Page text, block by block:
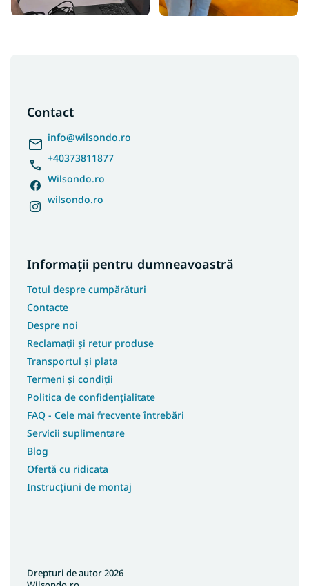
Contact
info@wilsondo.ro
+40373811877
Wilsondo.ro
wilsondo.ro
Informații pentru dumneavoastră
Totul despre cumpărături
Contacte
Despre noi
Reclamații și retur produse
Transportul și plata
Termeni și condiții
Politica de confidențialitate
FAQ - Cele mai frecvente întrebări
Servicii suplimentare
Blog
Ofertă cu ridicata
Instrucțiuni de montaj
Drepturi de autor 2026